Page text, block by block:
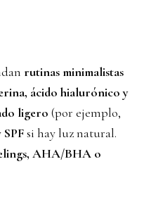
rutinas minimalistas
ácido hialurónico y
ligero (por ejemplo,
SPFsi hay luz natural.
AHA/BHA o